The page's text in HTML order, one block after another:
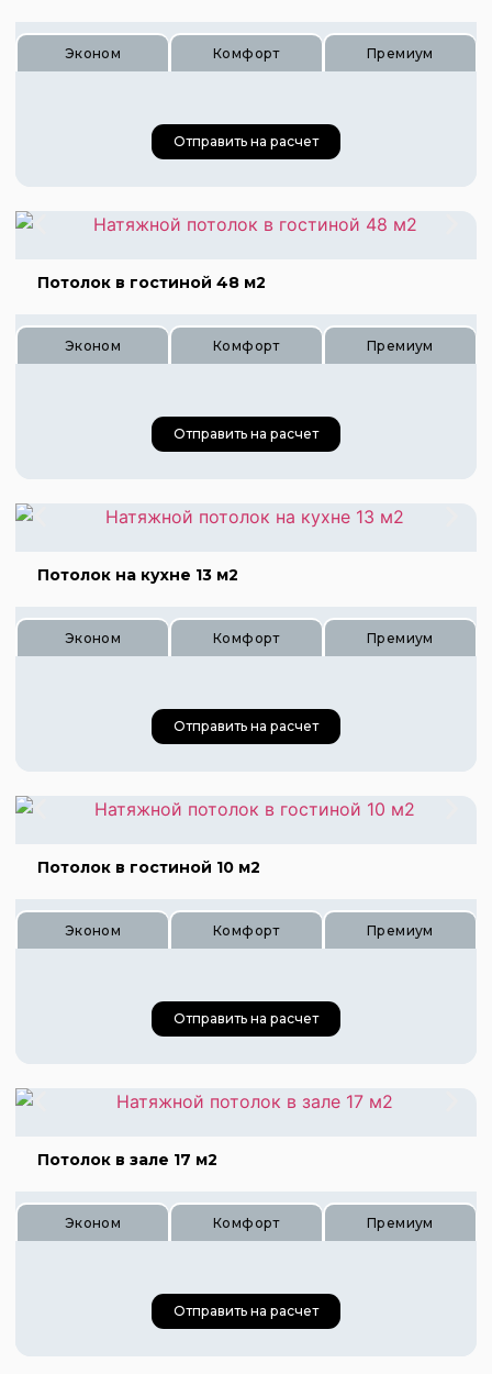
Эконом Комфорт Премиум
Цена 360 руб.
Цена 720 руб.
Отправить на расчет
Потолок в гостиной 48 м2
Эконом Комфорт Премиум
Цена 2160 руб.
Отправить на расчет
Потолок на кухне 13 м2
Эконом Комфорт Премиум
Цена 520 руб.
Цена 1040 руб.
Отправить на расчет
Потолок в гостиной 10 м2
Эконом Комфорт Премиум
Цена 350 руб. Отправить на расчет
Потолок в зале 17 м2
Эконом Комфорт Премиум
Отправить на расчет